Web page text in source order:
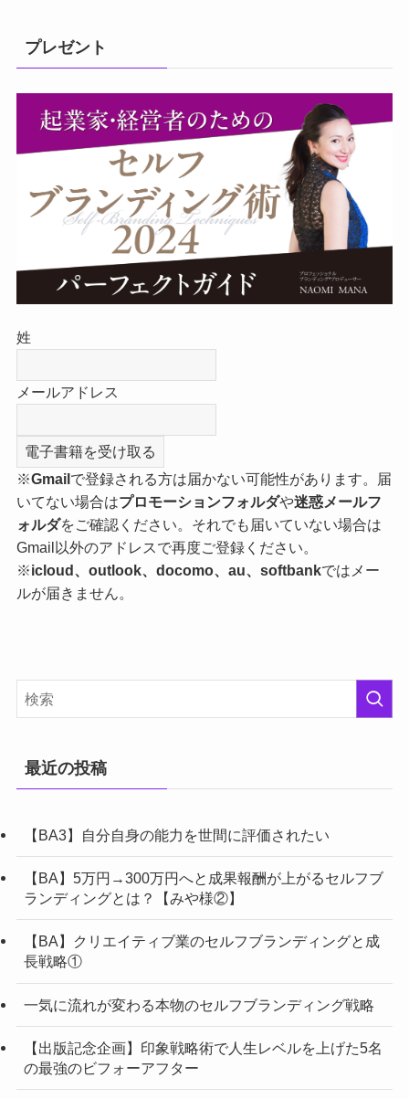
プレゼント
姓
メールアドレス
※Gmailで登録される方は届かない可能性があります。届
いてない場合はプロモーションフォルダや迷惑メールフ
ォルダをご確認ください。それでも届いていない場合は
Gmail以外のアドレスで再度ご登録ください。
※icloud、outlook、docomo、au、softbankではメー
ルが届きません。
最近の投稿
【BA3】自分自身の能力を世間に評価されたい
【BA】5万円→300万円へと成果報酬が上がるセルフブ
ランディングとは？【みや様②】
【BA】クリエイティブ業のセルフブランディングと成
長戦略①
一気に流れが変わる本物のセルフブランディング戦略
【出版記念企画】印象戦略術で人生レベルを上げた5名
の最強のビフォーアフター